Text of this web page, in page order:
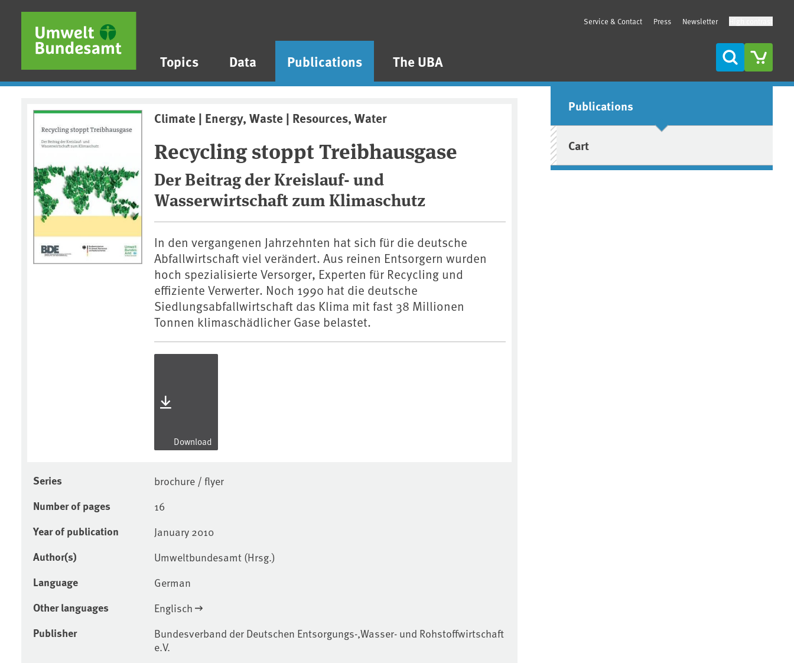
Skip to main content
Skip to main menu
Skip to footer
Topics Data Publications The UBA
Service & Contact Press Newsletter
Search
Climate | Energy, Waste | Resources, Water
Recycling stoppt Treibhausgase
Der Beitrag der Kreislauf- und
Wasserwirtschaft zum Klimaschutz
In den vergangenen Jahrzehnten hat sich für die deutsche
Abfallwirtschaft viel verändert. Aus reinen Entsorgern wurden
hoch spezialisierte Versorger, Experten für Recycling und
effiziente Verwerter. Noch 1990 hat die deutsche
Siedlungsabfallwirtschaft das Klima mit fast 38 Millionen
Tonnen klimaschädlicher Gase belastet.
Download
Series brochure / flyer
Number of pages 16
Year of publication January 2010
Author(s) Umweltbundesamt (Hrsg.)
Language German
Other languages Englisch
Publisher
Bundesverband der Deutschen Entsorgungs-,Wasser- und Rohstoffwirtschaft
e.V.
Sidebar
Publications
Cart